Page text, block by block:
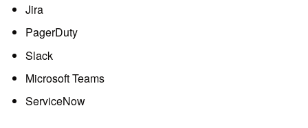
Jira
PagerDuty
Slack
Microsoft Teams
ServiceNow